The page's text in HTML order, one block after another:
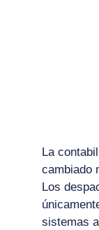
La
cambiado
Los
sistemas